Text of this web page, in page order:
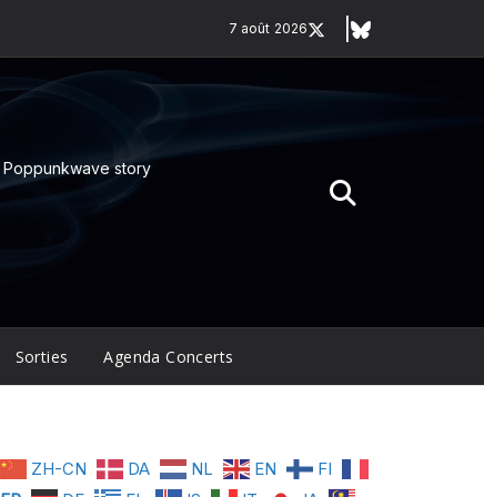
7 août 2026
Poppunkwave story
Sorties Agenda Concerts
ZH-CN DA NL EN
FI